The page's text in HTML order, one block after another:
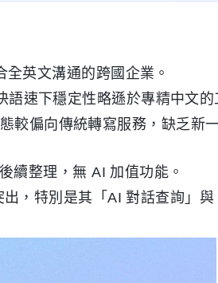
英文溝通的跨國企業。
速下穩定性略遜於專精中文的
較偏向傳統轉寫服務，缺乏新
續整理，無 AI 加值功能。
，特別是其「AI 對話查詢」與